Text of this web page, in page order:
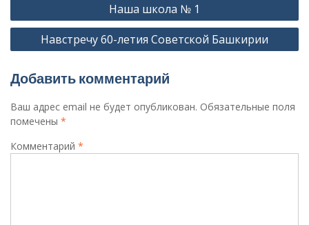
по
записям
Наша школа № 1
Навстречу 60-летия Советской Башкирии
Добавить комментарий
Ваш адрес email не будет опубликован. Обязательные поля
помечены *
Комментарий *